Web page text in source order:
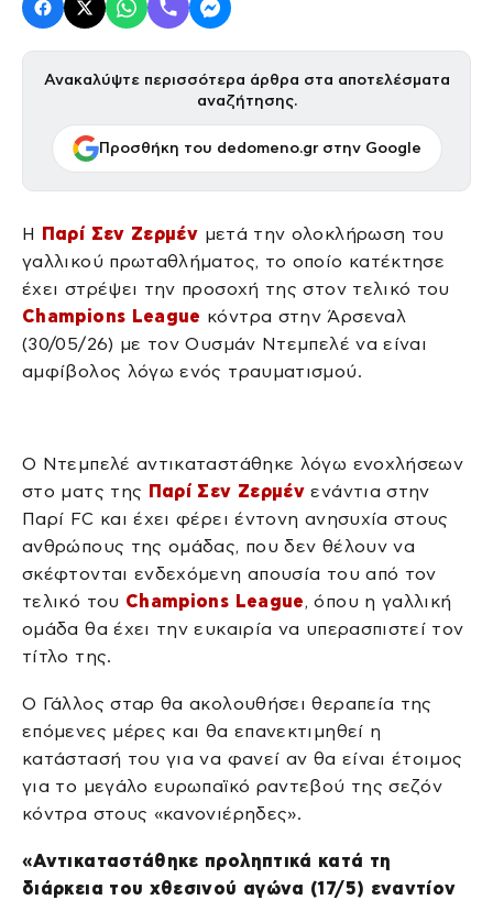
Ανακαλύψτε περισσότερα άρθρα στα αποτελέσματα
αναζήτησης.
Προσθήκη του dedomeno.gr στην Google
Η Παρί Σεν Ζερμέν μετά την ολοκλήρωση του
γαλλικού πρωταθλήματος, το οποίο κατέκτησε
έχει στρέψει την προσοχή της στον τελικό του
Champions League κόντρα στην Άρσεναλ
(30/05/26) με τον Ουσμάν Ντεμπελέ να είναι
αμφίβολος λόγω ενός τραυματισμού.
Ο Ντεμπελέ αντικαταστάθηκε λόγω ενοχλήσεων
στο ματς της Παρί Σεν Ζερμέν ενάντια στην
Παρί FC και έχει φέρει έντονη ανησυχία στους
ανθρώπους της ομάδας, που δεν θέλουν να
σκέφτονται ενδεχόμενη απουσία του από τον
τελικό του Champions League, όπου η γαλλική
ομάδα θα έχει την ευκαιρία να υπερασπιστεί τον
τίτλο της.
Ο Γάλλος σταρ θα ακολουθήσει θεραπεία της
επόμενες μέρες και θα επανεκτιμηθεί η
κατάστασή του για να φανεί αν θα είναι έτοιμος
για το μεγάλο ευρωπαϊκό ραντεβού της σεζόν
κόντρα στους «κανονιέρηδες».
«Αντικαταστάθηκε προληπτικά κατά τη
διάρκεια του χθεσινού αγώνα (17/5) εναντίον